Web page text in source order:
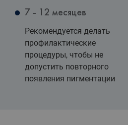
7 - 12 месяцев
Рекомендуется делать
профилактические
процедуры, чтобы не
допустить повторного
появления пигментации